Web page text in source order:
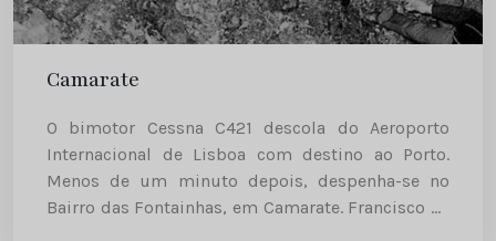
Camarate
O bimotor Cessna C421 descola do Aeroporto
Internacional de Lisboa com destino ao Porto.
Menos de um minuto depois, despenha-se no
Bairro das Fontainhas, em Camarate. Francisco Sá